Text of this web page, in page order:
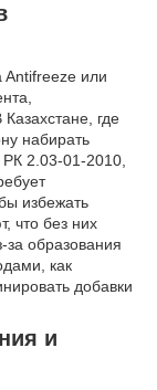
Antifreeze или
где
набирать
2.03-01-2010,
избежать
что без них
за образования
как
добавки
и